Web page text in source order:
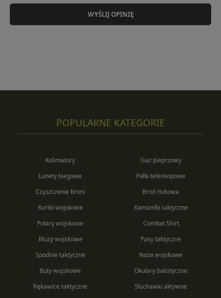
WYŚLIJ OPINIĘ
POPULARNE KATEGORIE
Kolimatory
Lunety biegowe
Czyszczenie broni
Gaz pieprzowy
Pałki teleskopowe
Broń hukowa
Kurtki wojskowe
Polary wojskowe
Bluzy wojskowe
Kamizelki taktyczne
Combat Shirt
Pasy taktyczne
Spodnie taktyczne
Buty wojskowe
Rękawice taktyczne
Noże wojskowe
Okulary balistyczne
Słuchawki aktywne